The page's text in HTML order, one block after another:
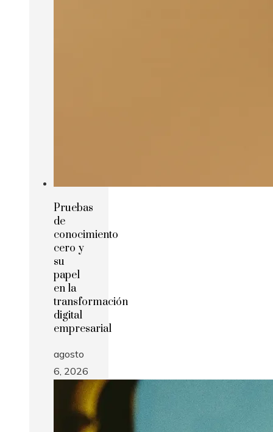
Pruebas
de
conocimiento
cero y
su
papel
en la
transformación
digital
empresarial
agosto
6, 2026